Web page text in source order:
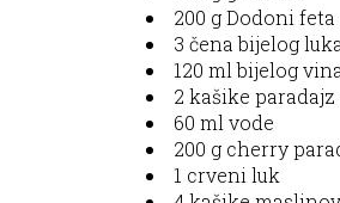
200 g Dodoni feta
3 čena bijelog
120 ml bijelog
2 kašike paradajz
60 ml vode
200 g cherry
1 crveni luk